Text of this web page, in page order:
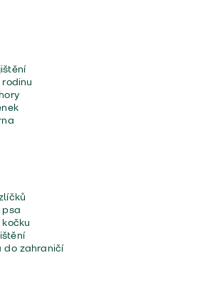
psa
do zahraničí